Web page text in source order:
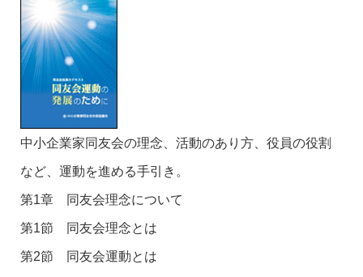
中小企業家同友会の理念、活動のあり方、役員の役割
など、運動を進める手引き。
第1章 同友会理念について
第1節 同友会理念とは
第2節 同友会運動とは